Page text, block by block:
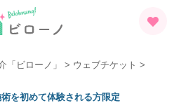
「ビローノ」 > ウェブチケット >
を初めて体験される方限定